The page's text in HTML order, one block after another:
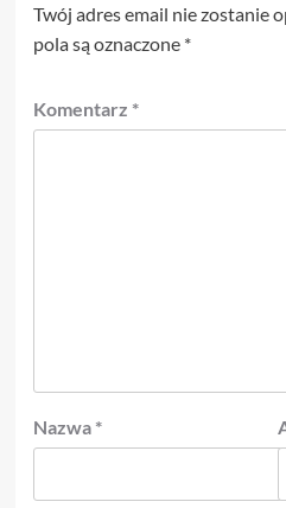
Twój adres email nie zostanie
pola są oznaczone *
Komentarz *
Nazwa *